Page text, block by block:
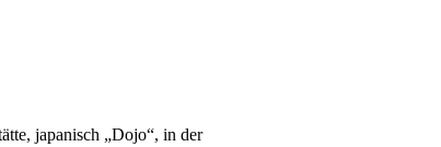
japanisch „Dojo“, in der